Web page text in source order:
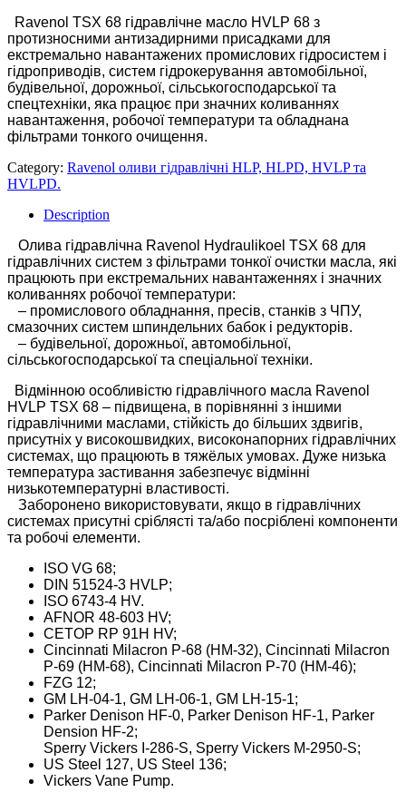
Ravenol TSX 68 гідравлічне масло HVLP 68 з
протизносними антизадирними присадками для
екстремально навантажених промислових гідросистем і
гідроприводів, систем гідрокерування автомобільної,
будівельної, дорожньої, сільськогосподарської та
спецтехніки, яка працює при значних коливаннях
навантаження, робочої температури та обладнана
фільтрами тонкого очищення.
Category: Ravenol оливи гідравлічні HLP, HLPD, HVLP та
HVLPD.
Description
Олива гідравлічна Ravenol Hydraulikoel TSX 68 для
гідравлічних систем з фільтрами тонкої очистки масла, які
працюють при екстремальних навантаженнях і значних
коливаннях робочої температури:
– промислового обладнання, пресів, станків з ЧПУ,
смазочних систем шпиндельних бабок і редукторів.
– будівельної, дорожньої, автомобільної,
сільськогосподарської та спеціальної техніки.
Відмінною особливістю гідравлічного масла Ravenol
HVLP TSX 68 – підвищена, в порівнянні з іншими
гідравлічними маслами, стійкість до більших здвигів,
присутніх у високошвидких, високонапорних гідравлічних
системах, що працюють в тяжёлых умовах. Дуже низька
температура застивання забезпечує відмінні
низькотемпературні властивості.
Заборонено використовувати, якщо в гідравлічних
системах присутні сріблясті та/або посріблені компоненти
та робочі елементи.
ISO VG 68;
DIN 51524-3 HVLP;
ISO 6743-4 HV.
AFNOR 48-603 HV;
CETOP RP 91H HV;
Cincinnati Milacron P-68 (HM-32), Cincinnati Milacron
P-69 (HM-68), Cincinnati Milacron P-70 (HM-46);
FZG 12;
GM LH-04-1, GM LH-06-1, GM LH-15-1;
Parker Denison HF-0, Parker Denison HF-1, Parker
Dension HF-2;
Sperry Vickers I-286-S, Sperry Vickers M-2950-S;
US Steel 127, US Steel 136;
Vickers Vane Pump.